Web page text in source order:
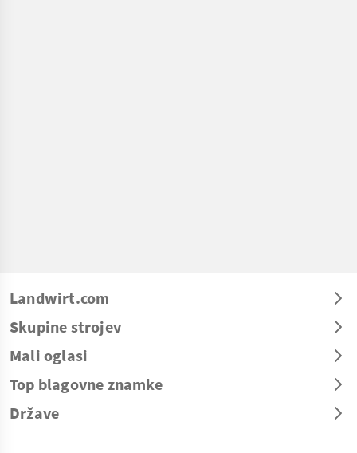
Landwirt.com
Skupine strojev
Mali oglasi
Top blagovne znamke
Države